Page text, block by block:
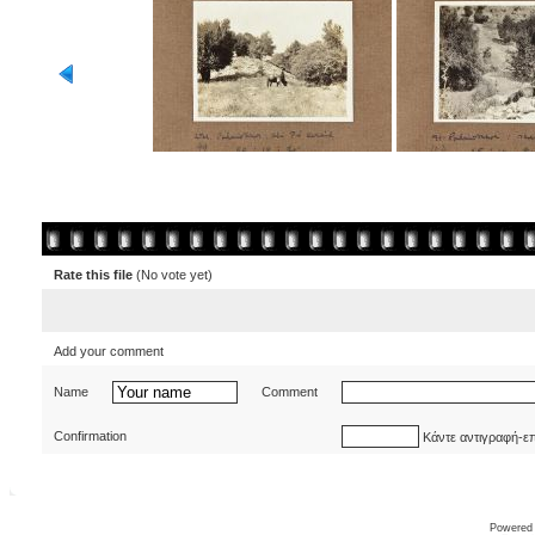
Rate this file (No vote yet)
Add your comment
Name Comment
Confirmation Κάντε αντιγραφή-